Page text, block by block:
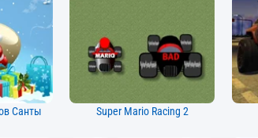
Санты Super Mario Racing 2